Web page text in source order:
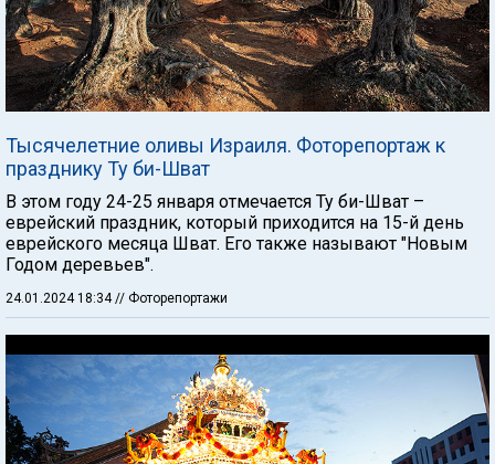
Тысячелетние оливы Израиля. Фоторепортаж к
празднику Ту би-Шват
В этом году 24-25 января отмечается Ту би-Шват –
еврейский праздник, который приходится на 15-й день
еврейского месяца Шват. Его также называют "Новым
Годом деревьев".
24.01.2024 18:34// Фоторепортажи